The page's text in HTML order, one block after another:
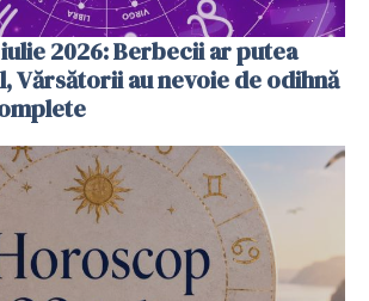
2026: Berbecii ar putea
Vărsătorii au nevoie de odihnă